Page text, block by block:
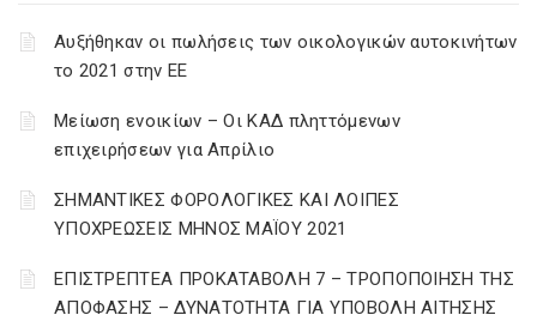
Αυξήθηκαν οι πωλήσεις των οικολογικών αυτοκινήτων
το 2021 στην ΕΕ
Μείωση ενοικίων – Οι ΚΑΔ πληττόμενων
επιχειρήσεων για Απρίλιο
ΣΗΜΑΝΤΙΚΕΣ ΦΟΡΟΛΟΓΙΚΕΣ ΚΑΙ ΛΟΙΠΕΣ
ΥΠΟΧΡΕΩΣΕΙΣ ΜΗΝΟΣ ΜΑΪΟΥ 2021
ΕΠΙΣΤΡΕΠΤΕΑ ΠΡΟΚΑΤΑΒΟΛΗ 7 – ΤΡΟΠΟΠΟΙΗΣΗ ΤΗΣ
ΑΠΟΦΑΣΗΣ – ΔΥΝΑΤΟΤΗΤΑ ΓΙΑ ΥΠΟΒΟΛΗ ΑΙΤΗΣΗΣ